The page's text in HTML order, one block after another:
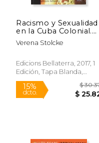
Racismo y Sexualidad
en la Cuba Colonial.
Intersecciones
Verena Stolcke
Edicions Bellaterra, 2017, 1
Edición, Tapa Blanda,
Nuevo